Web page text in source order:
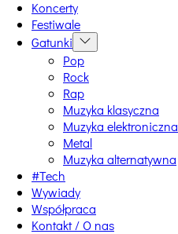
Koncerty
Festiwale
Gatunki Show
sub
menu
Pop
Rock
Rap
Muzyka klasyczna
Muzyka elektroniczna
Metal
Muzyka alternatywna
#Tech
Wywiady
Współpraca
Kontakt / O nas